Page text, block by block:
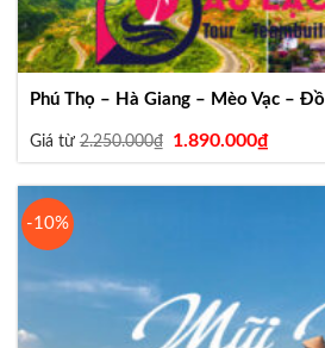
Phú Thọ – Hà Giang – Mèo Vạc –
Giá từ2.250.000₫
Giá
là:
2.250.000₫.
1.890.000₫Giá
hiện
tại
là:
-10%